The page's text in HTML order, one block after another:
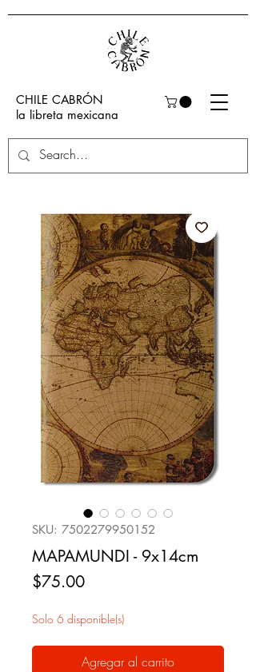
CHILE CABRÓN
la libreta mexicana
SKU: 7502279950152
MAPAMUNDI - 9x14cm
$75.00Precio
Solo 6 disponible(s)
Agregar al carrito